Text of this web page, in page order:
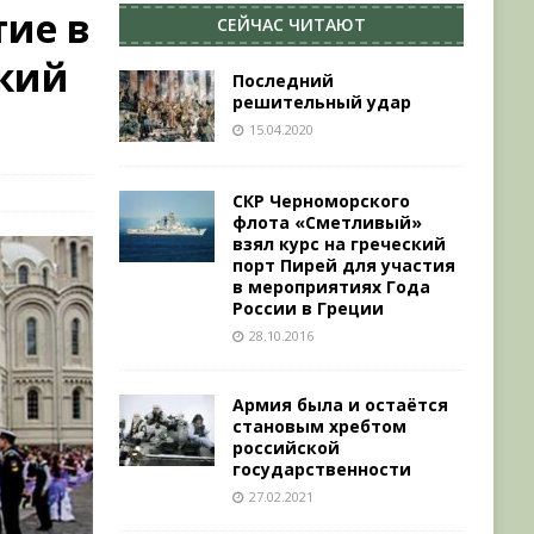
в
СЕЙЧАС ЧИТАЮТ
Последний
решительный удар
15.04.2020
СКР Черноморского
флота «Сметливый»
взял курс на греческий
порт Пирей для участия
в мероприятиях Года
России в Греции
28.10.2016
Армия была и остаётся
становым хребтом
российской
государственности
27.02.2021